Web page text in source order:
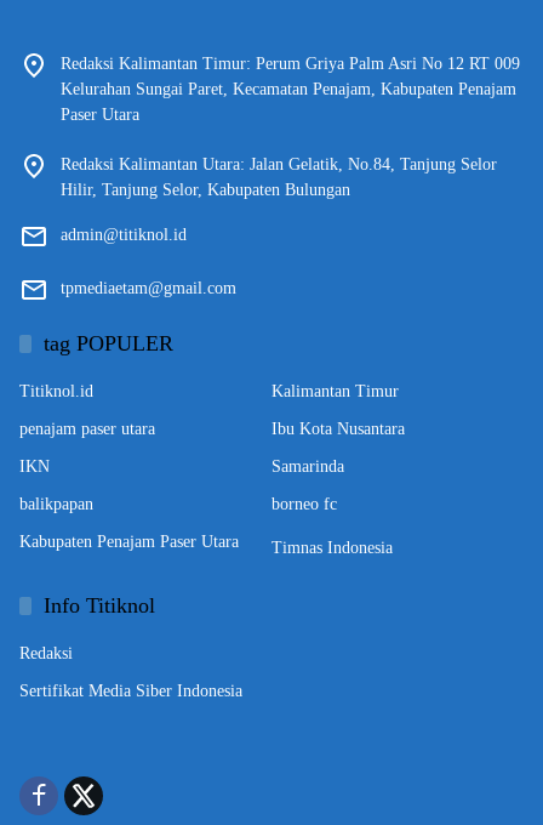
Redaksi Kalimantan Timur: Perum Griya Palm Asri No 12 RT 009
Kelurahan Sungai Paret, Kecamatan Penajam, Kabupaten Penajam
Paser Utara
Redaksi Kalimantan Utara: Jalan Gelatik, No.84, Tanjung Selor
Hilir, Tanjung Selor, Kabupaten Bulungan
admin@titiknol.id
tpmediaetam@gmail.com
tag POPULER
Titiknol.id Kalimantan Timur
penajam paser utara Ibu Kota Nusantara
IKN Samarinda
balikpapan borneo fc
Kabupaten Penajam Paser Utara Timnas Indonesia
Info Titiknol
Redaksi
Sertifikat Media Siber Indonesia